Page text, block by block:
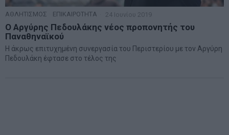
ΑΘΛΗΤΙΣΜΟΣ ΕΠΙΚΑΙΡΟΤΗΤΑ 24 Ιουνίου 2019
Ο Αργύρης Πεδουλάκης νέος προπονητής του
Παναθηναϊκού
Η άκρως επιτυχημένη συνεργασία του Περιστερίου με τον Αργύρη
Πεδουλάκη έφτασε στο τέλος της